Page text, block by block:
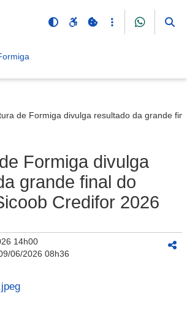
de Formiga divulga resultado da grande
Formiga divulga
grande final do
Credifor 2026
14h00
06/2026 08h36